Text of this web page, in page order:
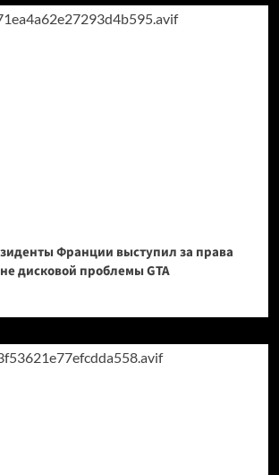
Франции выступил за права
дисковой проблемы GTA